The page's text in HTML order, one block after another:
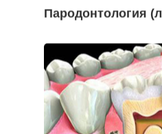
Пародонтология